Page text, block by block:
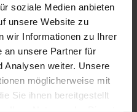
soziale Medien anbieten
unsere Website zu
wir Informationen zu Ihrer
an unsere Partner für
Analysen weiter. Unsere
möglicherweise mit
Sie ihnen bereitgestellt
2026
Holzpellets in Deutschland
Pelletspreise-Seite